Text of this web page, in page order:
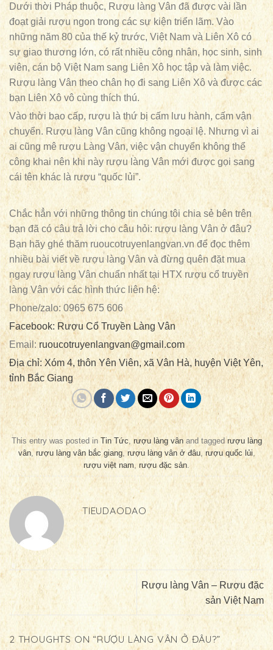
Dưới thời Pháp thuộc, Rượu làng Vân đã được vài lần
đoạt giải rượu ngon trong các sự kiện triển lãm. Vào
những năm 80 của thế kỷ trước, Việt Nam và Liên Xô có
sự giao thương lớn, có rất nhiều công nhân, học sinh, sinh
viên, cán bộ Việt Nam sang Liên Xô học tập và làm việc.
Rượu làng Vân theo chân họ đi sang Liên Xô và được các
bạn Liên Xô vô cùng thích thú.
Vào thời bao cấp, rượu là thứ bị cấm lưu hành, cấm vận
chuyển. Rượu làng Vân cũng không ngoại lệ. Nhưng vì ai
ai cũng mê rượu Làng Vân, việc vận chuyển không thể
công khai nên khi này rượu làng Vân mới được gọi sang
cái tên khác là rượu “quốc lủi”.
Chắc hẳn với những thông tin chúng tôi chia sẻ bên trên
bạn đã có câu trả lời cho câu hỏi: rượu làng Vân ở đâu?
Bạn hãy ghé thăm ruoucotruyenlangvan.vn để đọc thêm
nhiều bài viết về rượu làng Vân và đừng quên đặt mua
ngay rượu làng Vân chuẩn nhất tại HTX rượu cổ truyền
làng Vân với các hình thức liên hệ:
Phone/zalo: 0965 675 606
Facebook: Rượu Cổ Truyền Làng Vân
Email:ruoucotruyenlangvan@gmail.com
Địa chỉ: Xóm 4, thôn Yên Viên, xã Vân Hà, huyện Việt Yên,
tỉnh Bắc Giang
This entry was posted in Tin Tức rượu làng vânand tagged rượu làng
vân, rượu làng vân bắc giang, rượu làng vân ở đâu, rượu quốc lủi
rượu việt nam
rượu đặc sản
TIEUDAODAO
Rượu làng Vân – Rượu đặc
sản Việt Nam
2 THOUGHTS ON “RƯỢU LÀNG VÂN Ở ĐÂU?”